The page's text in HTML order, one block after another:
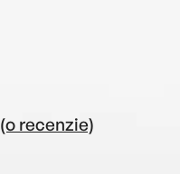
(o recenzie)